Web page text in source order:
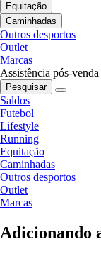
Equitação
Caminhadas
Outros desportos
Outlet
Marcas
Assistência pós-
Pesquisar
Saldos
Futebol
Lifestyle
Running
Equitação
Caminhadas
Outros desportos
Outlet
Marcas
Adicionando